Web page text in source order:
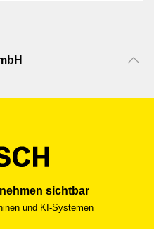
sichtbar
und KI-Systemen